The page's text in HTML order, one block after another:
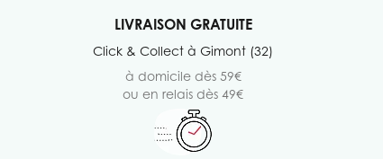
LIVRAISON GRATUITE
Click & Collect à Gimont (32)
à domicile dès 59€
ou en relais dès 49€